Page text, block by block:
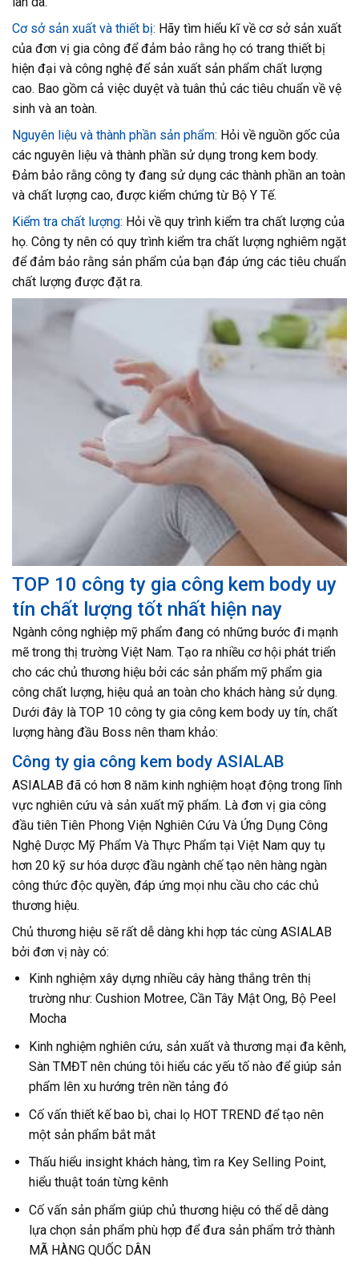
Cơ sở sản xuất và thiết bị: Hãy tìm hiểu kĩ về cơ sở sản xuất
của đơn vị gia công để đảm bảo rằng họ có trang thiết bị
hiện đại và công nghệ để sản xuất sản phẩm chất lượng
cao. Bao gồm cả việc duyệt và tuân thủ các tiêu chuẩn về vệ
sinh và an toàn.
Nguyên liệu và thành phần sản phẩm: Hỏi về nguồn gốc của
các nguyên liệu và thành phần sử dụng trong kem body.
Đảm bảo rằng công ty đang sử dụng các thành phần an toàn
và chất lượng cao, được kiểm chứng từ Bộ Y Tế.
Kiểm tra chất lượng: Hỏi về quy trình kiểm tra chất lượng của
họ. Công ty nên có quy trình kiểm tra chất lượng nghiêm ngặt
để đảm bảo rằng sản phẩm của bạn đáp ứng các tiêu chuẩn
chất lượng được đặt ra.
TOP 10 công ty gia công kem body uy
tín chất lượng tốt nhất hiện nay
Ngành công nghiệp mỹ phẩm đang có những bước đi mạnh
mẽ trong thị trường Việt Nam. Tạo ra nhiều cơ hội phát triển
cho các chủ thương hiệu bởi các sản phẩm mỹ phẩm gia
công chất lượng, hiệu quả an toàn cho khách hàng sử dụng.
Dưới đây là TOP 10 công ty gia công kem body uy tín, chất
lượng hàng đầu Boss nên tham khảo:
Công ty gia công kem body ASIALAB
ASIALAB đã có hơn 8 năm kinh nghiệm hoạt động trong lĩnh
vực nghiên cứu và sản xuất mỹ phẩm. Là đơn vị gia công
đầu tiên Tiên Phong Viện Nghiên Cứu Và Ứng Dụng Công
Nghệ Dược Mỹ Phẩm Và Thực Phẩm tại Việt Nam quy tụ
hơn 20 kỹ sư hóa dược đầu ngành chế tạo nên hàng ngàn
công thức độc quyền, đáp ứng mọi nhu cầu cho các chủ
thương hiệu.
Chủ thương hiệu sẽ rất dễ dàng khi hợp tác cùng ASIALAB
bởi đơn vị này có:
Kinh nghiệm xây dựng nhiều cây hàng thắng trên thị
trường như: Cushion Motree, Cần Tây Mật Ong, Bộ Peel
Mocha
Kinh nghiệm nghiên cứu, sản xuất và thương mại đa kênh,
Sàn TMĐT nên chúng tôi hiểu các yếu tố nào để giúp sản
phẩm lên xu hướng trên nền tảng đó
Cố vấn thiết kế bao bì, chai lọ HOT TREND để tạo nên
một sản phẩm bắt mắt
Thấu hiểu insight khách hàng, tìm ra Key Selling Point,
hiểu thuật toán từng kênh
Cố vấn sản phẩm giúp chủ thương hiệu có thể dễ dàng
lựa chọn sản phẩm phù hợp để đưa sản phẩm trở thành
MÃ HÀNG QUỐC DÂN